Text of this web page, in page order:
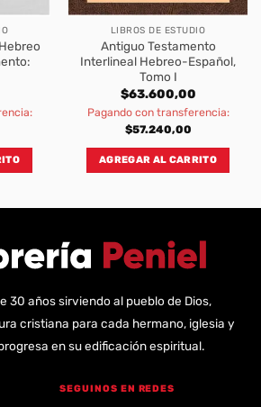
LIBROS DE ESTUDIO
Antiguo Testamento
Interlineal Hebreo-Español,
Tomo I
$63.600,00
Pagando con transferencia:
$57.240,00
AGREGAR AL CARRITO
30 años sirviendo al pueblo de Dios,
cristiana para cada hermano, iglesia y
en su edificación espiritual.
SEGUINOS EN REDES